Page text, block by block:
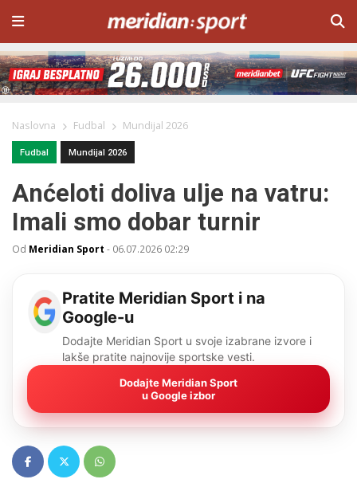
Naslovna Fudbal Mundijal 2026
Fudbal Mundijal 2026
Anćeloti doliva ulje na vatru:
Imali smo dobar turnir
Od Meridian Sport - 06.07.2026 02:29
Pratite Meridian Sport i na
Google-u
Dodajte Meridian Sport u svoje izabrane izvore i
lakše pratite najnovije sportske vesti.
Dodajte Meridian Sport
u Google izbor